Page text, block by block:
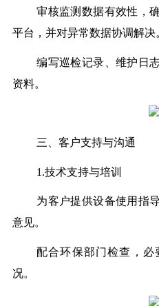
审核监测数据有效性，
平台，并对异常数据协调解决
编写巡检记录、维护日
资料。
三、客户支持与沟通
1.技术支持与培训
为客户提供设备使用指
意见。
配合环保部门检查，
况。